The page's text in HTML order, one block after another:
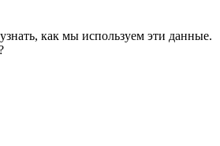
как мы используем эти данные.